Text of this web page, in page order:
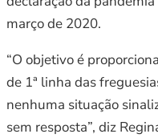
março de 2020.
“O objetivo é
de 1ª linha das
nenhuma situação
sem resposta”, diz